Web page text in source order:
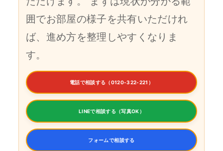
囲でお部屋の様子を共有いただけれ
ば、進め方を整理しやすくなりま
す。
電話で相談する（0120-322-221）
LINEで相談する（写真OK）
フォームで相談する